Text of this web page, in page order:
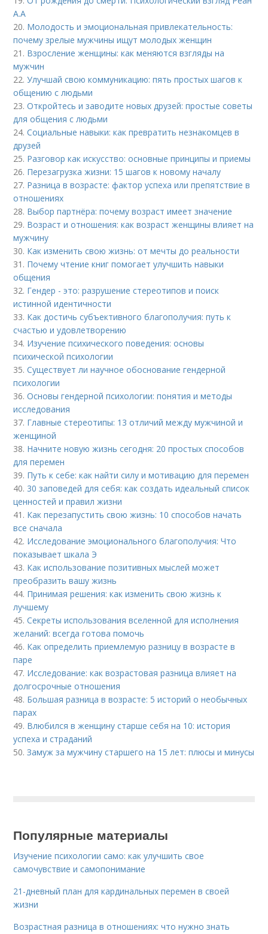
А.А
20. Молодость и эмоциональная привлекательность:
почему зрелые мужчины ищут молодых женщин
21. Взросление женщины: как меняются взгляды на
мужчин
22.Улучшай свою коммуникацию: пять простых шагов к
общению с людьми
23.Откройтесь и заводите новых друзей: простые советы
для общения с людьми
24.Социальные навыки: как превратить незнакомцев в
друзей
25. Разговор как искусство: основные принципы и приемы
26. Перезагрузка жизни: 15 шагов к новому началу
27. Разница в возрасте: фактор успеха или препятствие в
отношениях
28. Выбор партнёра: почему возраст имеет значение
29. Возраст и отношения: как возраст женщины влияет на
мужчину
30. Как изменить свою жизнь: от мечты до реальности
31. Почему чтение книг помогает улучшить навыки
общения
32. Гендер - это: разрушение стереотипов и поиск
истинной идентичности
33. Как достичь субъективного благополучия: путь к
счастью и удовлетворению
34. Изучение психического поведения: основы
психической психологии
35.Существует ли научное обоснование гендерной
психологии
36.Основы гендерной психологии: понятия и методы
исследования
37. Главные стереотипы: 13 отличий между мужчиной и
женщиной
38. Начните новую жизнь сегодня: 20 простых способов
для перемен
39. Путь к себе: как найти силу и мотивацию для перемен
40. 30 заповедей для себя: как создать идеальный список
ценностей и правил жизни
41. Как перезапустить свою жизнь: 10 способов начать
все сначала
42. Исследование эмоционального благополучия: Что
показывает шкала Э
43. Как использование позитивных мыслей может
преобразить вашу жизнь
44. Принимая решения: как изменить свою жизнь к
лучшему
45.Секреты использования вселенной для исполнения
желаний: всегда готова помочь
46. Как определить приемлемую разницу в возрасте в
паре
47. Исследование: как возрастовая разница влияет на
долгосрочные отношения
48. Большая разница в возрасте: 5 историй о необычных
парах
49. Влюбился в женщину старше себя на 10: история
успеха и страданий
50.Замуж за мужчину старшего на 15 лет: плюсы и минусы
Популярные материалы
Изучение психологии само: как улучшить свое
самочувствие и самопонимание
21-дневный план для кардинальных перемен в своей
жизни
Возрастная разница в отношениях: что нужно знать